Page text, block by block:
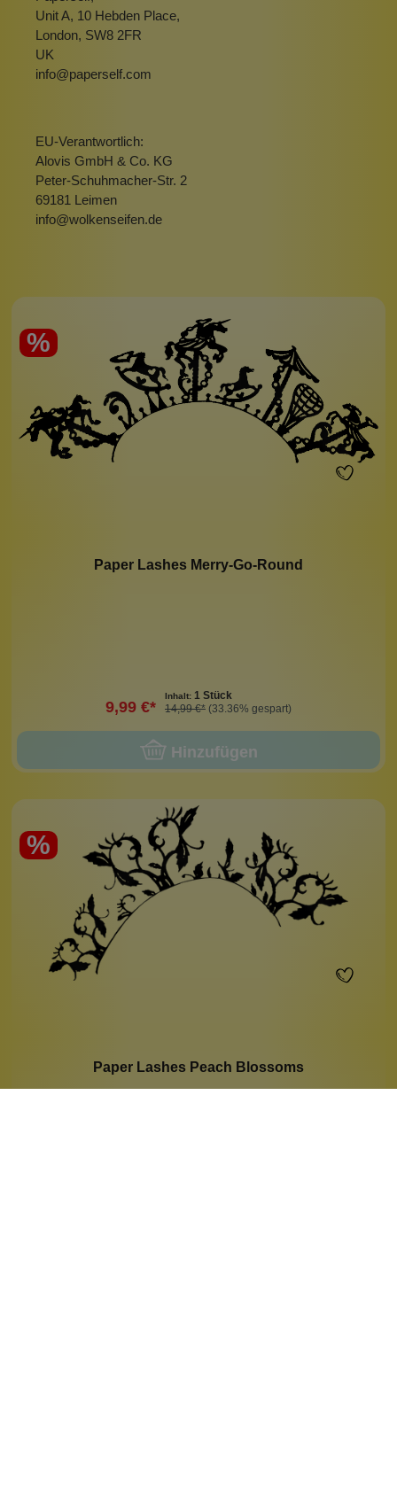
Unit A, 10 Hebden Place,
London, SW8 2FR
UK
info@paperself.com
EU-Verantwortlich:
Alovis GmbH & Co. KG
Peter-Schuhmacher-Str. 2
69181 Leimen
info@wolkenseifen.de
%
Paper Lashes Merry-Go-Round
Inhalt: 1 Stück
9,99 €* 14,99 €* (33.36% gespart)
Hinzufügen
%
Paper Lashes Peach Blossoms